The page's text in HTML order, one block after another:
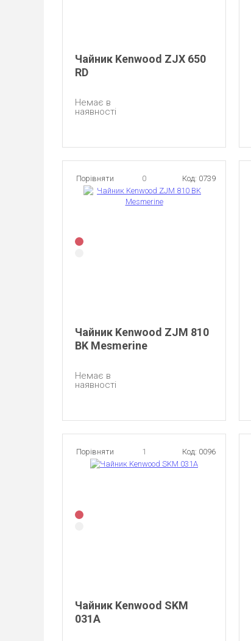
Чайник Kenwood ZJX 650
RD
Немає в
наявності
0
Порівняти
Чайник Kenwood ZJM 810
BK Mesmerine
Код: 0739
Немає в
наявності
1
Порівняти
Чайник Kenwood SKM
031A
Код: 0096